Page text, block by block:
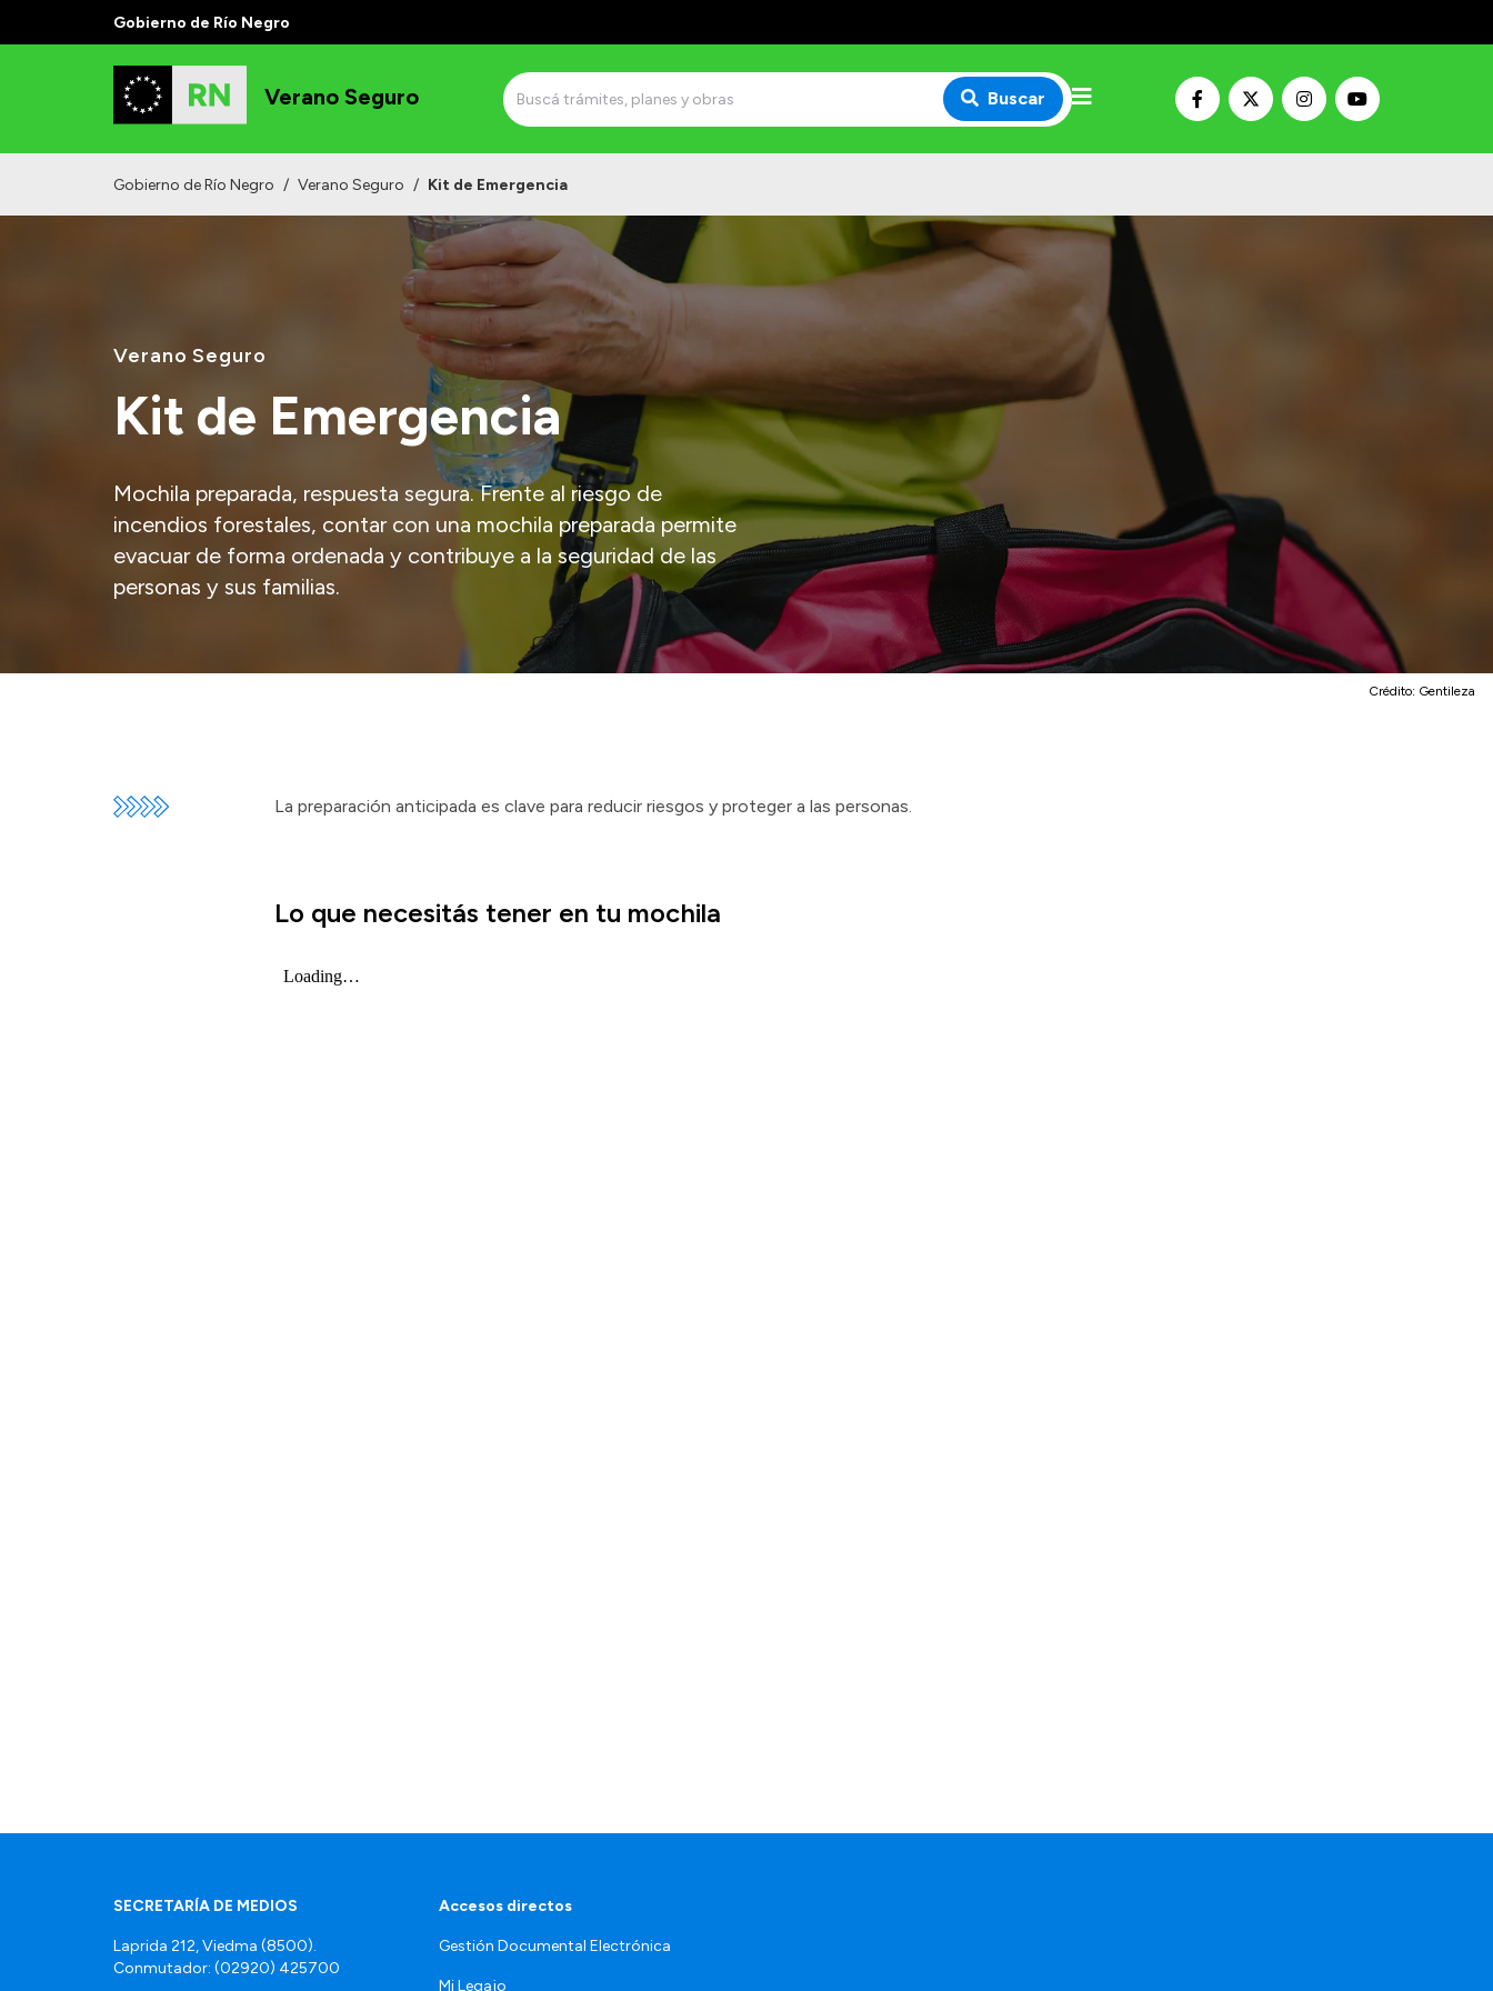
Gobierno de Río Negro
Verano Seguro Buscar
Gobierno de Río Negro / Verano Seguro / Kit de Emergencia
Verano Seguro
Kit de Emergencia
Mochila preparada, respuesta segura. Frente al riesgo de
incendios forestales, contar con una mochila preparada permite
evacuar de forma ordenada y contribuye a la seguridad de las
personas y sus familias.
Crédito: Gentileza
La preparación anticipada es clave para reducir riesgos y proteger a las personas.
Lo que necesitás tener en tu mochila
SECRETARÍA DE MEDIOS
Laprida 212, Viedma (8500).
Conmutador: (02920) 425700
Accesos directos
Gestión Documental Electrónica
Mi Legajo